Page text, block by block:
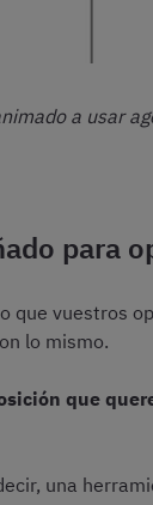
a usar
para
vuestros
lo mismo.
que
una